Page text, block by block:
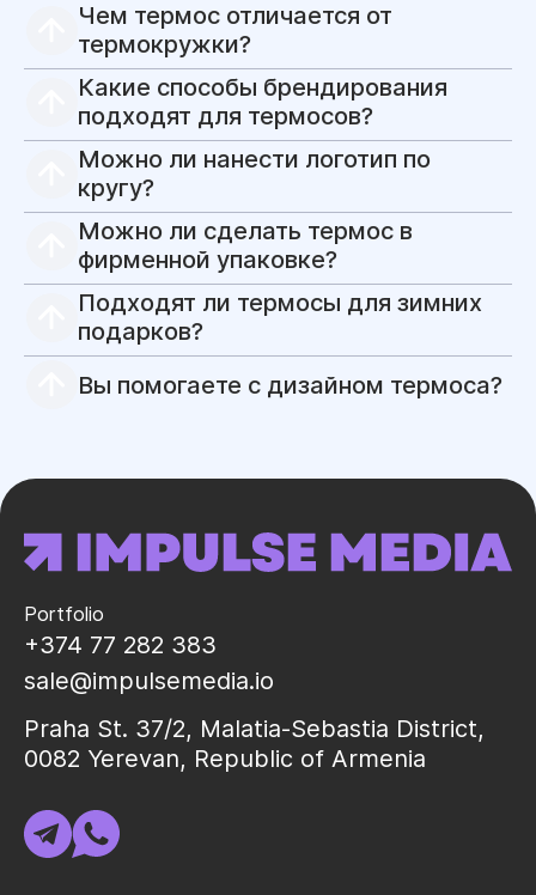
Чем термос отличается от
термокружки?
Термос обычно рассчитан на более
длительное сохранение температуры и
часто имеет больший объём. Термокружка
удобнее для города, машины и
ежедневного питья на ходу. Для
подарочных наборов можно использовать
оба формата.
Какие способы брендирования
подходят для термосов?
Для термосов можно использовать
лазерную гравировку, круговую гравировку,
УФ-печать, круговую УФ-печать, тампонную
печать, UV-DTF и шелкографию. Технология
зависит от материала, покрытия и формы
изделия.
Можно ли нанести логотип по
кругу?
Да, для некоторых моделей доступно
круговое нанесение: круговая гравировка
или круговая УФ-печать. Возможность
зависит от формы термоса и покрытия.
Можно ли сделать термос в
фирменной упаковке?
Да, для термосов можно подготовить
коробку, обечайку, пакет, вкладыш,
открытку, шильд или индивидуальную
упаковку в едином стиле бренда.
Подходят ли термосы для зимних
подарков?
Да, термосы отлично подходят для зимних
и новогодних корпоративных подарков. Их
можно сочетать с чаем, кофе, сладостями,
Вы помогаете с дизайном термоса?
согласовать внешний вид термоса до
Portfolio
+374 77 282 383
sale@impulsemedia.io
Praha St. 37/2, Malatia-Sebastia District,
0082 Yerevan, Republic of Armenia